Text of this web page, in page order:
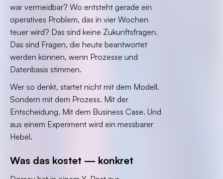
war vermeidbar? Wo entsteht gerade ein
operatives Problem, das in vier Wochen
teuer wird? Das sind keine Zukunftsfragen.
Das sind Fragen, die heute beantwortet
werden können, wenn Prozesse und
Datenbasis stimmen.
Wer so denkt, startet nicht mit dem Modell.
Sondern mit dem Prozess. Mit der
Entscheidung. Mit dem Business Case. Und
aus einem Experiment wird ein messbarer
Hebel.
Was das kostet — konkret